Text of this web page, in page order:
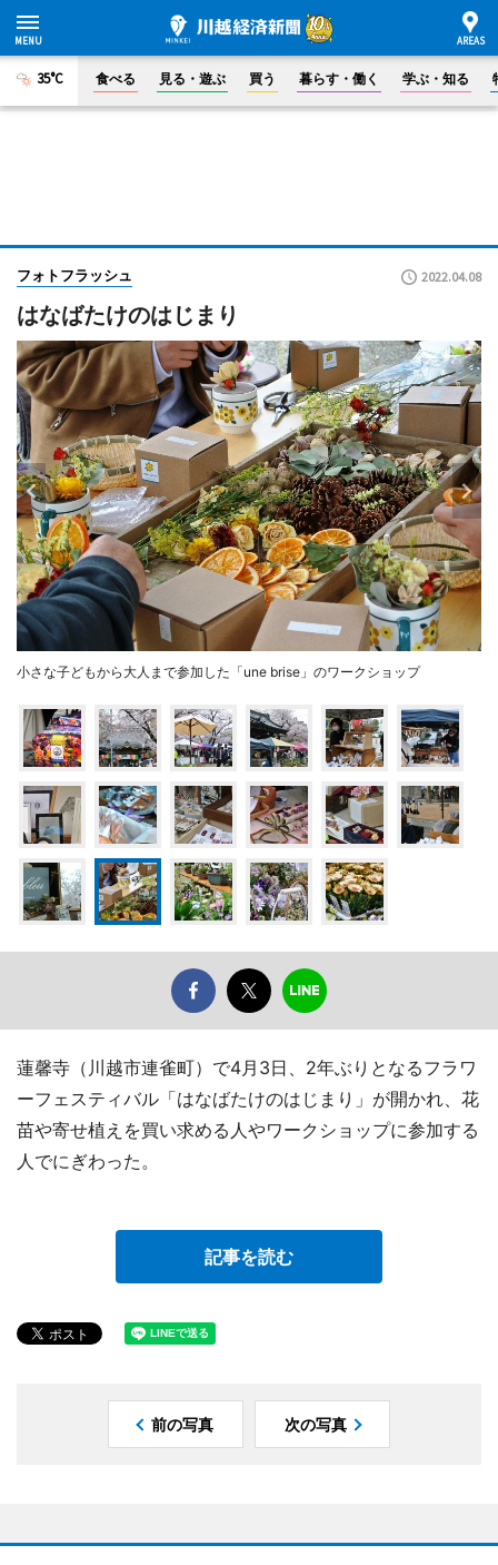
35°C 食べる 見る・遊ぶ 買う 暮らす・働く 学ぶ・知る
フォトフラッシュ 2022.04.08
はなばたけのはじまり
小さな子どもから大人まで参加した「une brise」のワークショップ
蓮馨寺（川越市連雀町）で4月3日、2年ぶりとなるフラワ
ーフェスティバル「はなばたけのはじまり」が開かれ、花
苗や寄せ植えを買い求める人やワークショップに参加する
人でにぎわった。
記事を読む
前の写真 次の写真